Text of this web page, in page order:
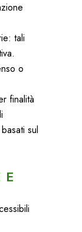
tali
o
finalità
sul